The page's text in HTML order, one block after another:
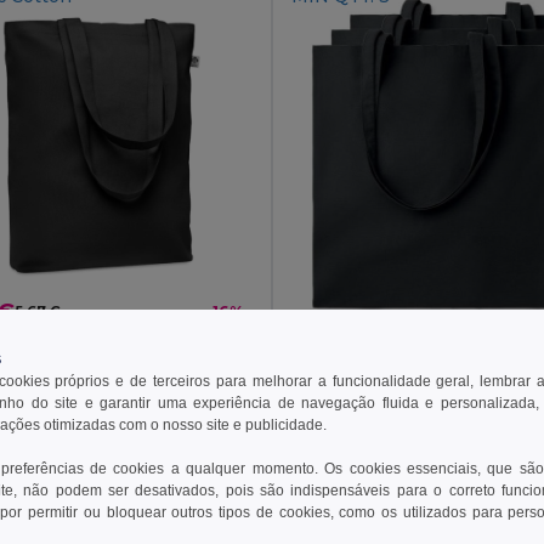
5,67 € -16%
+5 CORES
ao Carrinho
Pack de 3 GiftRetail
Adicionar ao Carrinho
próprios e de terceiros para melhorar a funcionalidade geral, lembrar
do site e garantir uma experiência de navegação fluida e personalizada,
otimizadas com o nosso site e publicidade.
de cookies a qualquer momento. Os cookies essenciais, que
não podem ser desativados, pois são indispensáveis para o correto
permitir ou bloquear outros tipos de cookies, como os utilizados para